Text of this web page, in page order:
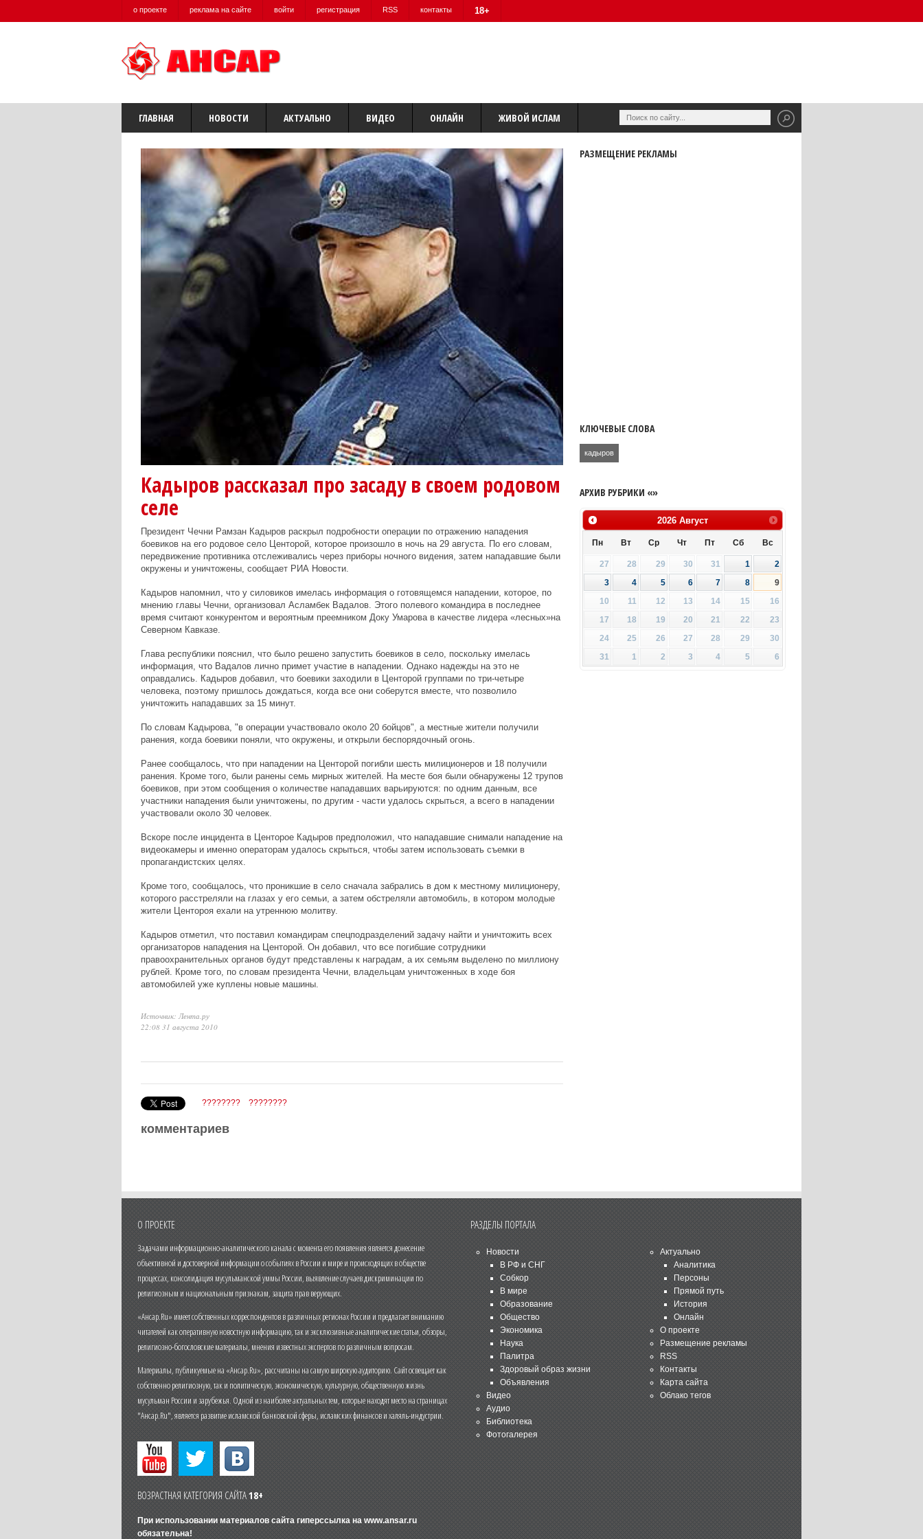
о проекте реклама на сайте войти регистрация RSS контакты 18+
ГЛАВНАЯ НОВОСТИ АКТУАЛЬНО ВИДЕО ОНЛАЙН ЖИВОЙ ИСЛАМ
Кадыров рассказал про засаду в своем родовом
селе
Президент Чечни Рамзан Кадыров раскрыл подробности операции по отражению нападения
боевиков на его родовое село Центорой, которое произошло в ночь на 29 августа. По его словам,
передвижение противника отслеживались через приборы ночного видения, затем нападавшие были
окружены и уничтожены, сообщает РИА Новости.
Кадыров напомнил, что у силовиков имелась информация о готовящемся нападении, которое, по
мнению главы Чечни, организовал Асламбек Вадалов. Этого полевого командира в последнее
время считают конкурентом и вероятным преемником Доку Умарова в качестве лидера «лесных»на
Северном Кавказе.
Глава республики пояснил, что было решено запустить боевиков в село, поскольку имелась
информация, что Вадалов лично примет участие в нападении. Однако надежды на это не
оправдались. Кадыров добавил, что боевики заходили в Центорой группами по три-четыре
человека, поэтому пришлось дождаться, когда все они соберутся вместе, что позволило
уничтожить нападавших за 15 минут.
По словам Кадырова, "в операции участвовало около 20 бойцов", а местные жители получили
ранения, когда боевики поняли, что окружены, и открыли беспорядочный огонь.
Ранее сообщалось, что при нападении на Центорой погибли шесть милиционеров и 18 получили
ранения. Кроме того, были ранены семь мирных жителей. На месте боя были обнаружены 12 трупов
боевиков, при этом сообщения о количестве нападавших варьируются: по одним данным, все
участники нападения были уничтожены, по другим - части удалось скрыться, а всего в нападении
участвовали около 30 человек.
Вскоре после инцидента в Центорое Кадыров предположил, что нападавшие снимали нападение на
видеокамеры и именно операторам удалось скрыться, чтобы затем использовать съемки в
пропагандистских целях.
Кроме того, сообщалось, что проникшие в село сначала забрались в дом к местному милиционеру,
которого расстреляли на глазах у его семьи, а затем обстреляли автомобиль, в котором молодые
жители Центороя ехали на утреннюю молитву.
Кадыров отметил, что поставил командирам спецподразделений задачу найти и уничтожить всех
организаторов нападения на Центорой. Он добавил, что все погибшие сотрудники
правоохранительных органов будут представлены к наградам, а их семьям выделено по миллиону
рублей. Кроме того, по словам президента Чечни, владельцам уничтоженных в ходе боя
автомобилей уже куплены новые машины.
Источник: Лента.ру
22:08 31 августа 2010
???????? ????????
комментариев
РАЗМЕЩЕНИЕ РЕКЛАМЫ
КЛЮЧЕВЫЕ СЛОВА
кадыров
АРХИВ РУБРИКИ «»
2026 Август
Пн Вт Ср Чт Пт Сб Вс
27 28 29 30 31 1
2
3
4 5 6 7 8
9
10
11 12 13 14 15
16
17
18 19 20 21 22
23
24
25 26 27 28 29
30
31
1 2 3 4 5 6
О ПРОЕКТЕ
Задачами информационно-аналитического канала с момента его появления является донесение
объективной и достоверной информации о событиях в России и мире и происходящих в обществе
процессах, консолидация мусульманской уммы России, выявление случаев дискриминации по
религиозным и национальным признакам, защита прав верующих.
«Ансар.Ru» имеет собственных корреспондентов в различных регионах России и предлагает вниманию
читателей как оперативную новостную информацию, так и эксклюзивные аналитические статьи, обзоры,
религиозно-богословские материалы, мнения известных экспертов по различным вопросам.
Материалы, публикуемые на «Ансар.Ru», рассчитаны на самую широкую аудиторию. Сайт освещает как
собственно религиозную, так и политическую, экономическую, культурную, общественную жизнь
мусульман России и зарубежья. Одной из наиболее актуальных тем, которые находят место на страницах
"Ансар.Ru", является развитие исламской банковской сферы, исламских финансов и халяль-индустрии.
ВОЗРАСТНАЯ КАТЕГОРИЯ САЙТА18+
При использовании материалов сайта гиперссылка на www.ansar.ru
обязательна!
РАЗДЕЛЫ ПОРТАЛА
Новости
В РФ и СНГ
Собкор
В мире
Образование
Общество
Экономика
Наука
Палитра
Здоровый образ жизни
Объявления
Видео
Аудио
Библиотека
Фотогалерея
Актуально
Аналитика
Персоны
Прямой путь
История
Онлайн
О проекте
Размещение рекламы
RSS
Контакты
Карта сайта
Облако тегов